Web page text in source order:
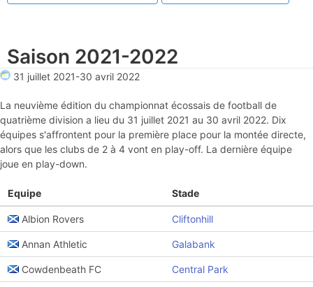
Saison 2021-2022
31 juillet 2021-30 avril 2022
La neuvième édition du championnat écossais de football de
quatrième division a lieu du 31 juillet 2021 au 30 avril 2022. Dix
équipes s'affrontent pour la première place pour la montée directe,
alors que les clubs de 2 à 4 vont en play-off. La dernière équipe
joue en play-down.
Equipe Stade
Albion Rovers Cliftonhill
Annan Athletic Galabank
Cowdenbeath FC Central Park